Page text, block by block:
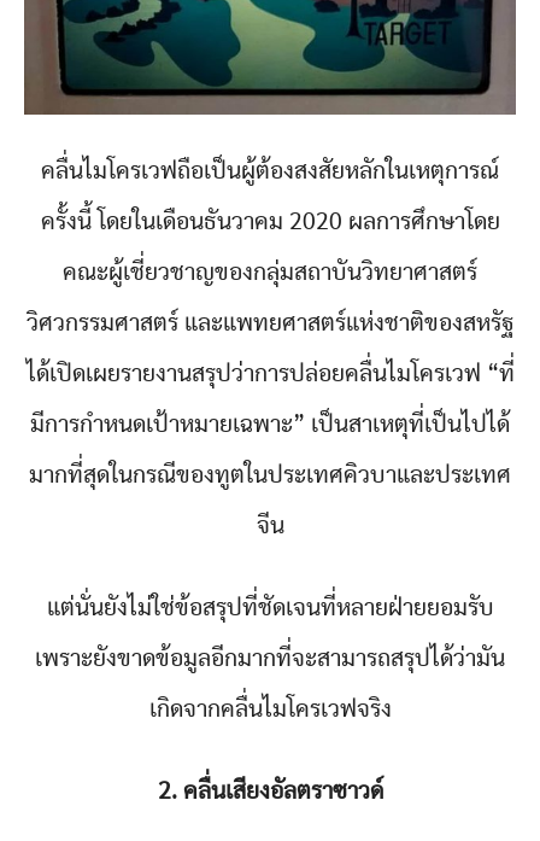
คลื่นไมโครเวฟถือเป็นผู้ต้องสงสัยหลักในเหตุการณ์
ครั้งนี้ โดยในเดือนธันวาคม 2020 ผลการศึกษาโดย
คณะผู้เชี่ยวชาญของกลุ่มสถาบันวิทยาศาสตร์
วิศวกรรมศาสตร์ และแพทยศาสตร์แห่งชาติของสหรัฐ
ได้เปิดเผยรายงานสรุปว่าการปล่อยคลื่นไมโครเวฟ “ที่
มีการกำหนดเป้าหมายเฉพาะ” เป็นสาเหตุที่เป็นไปได้
มากที่สุดในกรณีของทูตในประเทศคิวบาและประเทศ
จีน
แต่นั่นยังไม่ใช่ข้อสรุปที่ชัดเจนที่หลายฝ่ายยอมรับ
เพราะยังขาดข้อมูลอีกมากที่จะสามารถสรุปได้ว่ามัน
เกิดจากคลื่นไมโครเวฟจริง
2. คลื่นเสียงอัลตราซาวด์